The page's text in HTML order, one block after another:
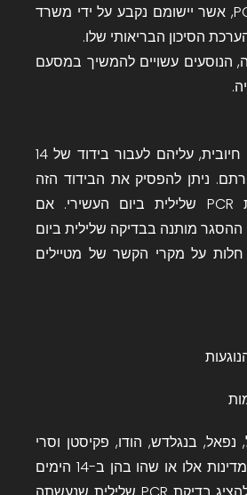
טורקיה, לבדיקות PCR, אשר יישומם נקבע על ידי משרד
הסיכון הבריאותי שלו.
הנוסעים עשויים להמשיך במסעם
אם תוצאת הבדיקה חיובית, עליהם לעבור בידוד של 14
ניתן להפסיק את הבידוד הזה
במקרה של בדיקת PCR שלילית ביום העשירי. אם
ההסגר מותנה בבדיקה שלילית ביום
חלות על מקרי הקשר של מטיילים
נפאל, בנגלדש, הודו, פקיסטן וסרי
לנקה ואלו שעברו במדינות אלו או שהו בהן ב-14 הימים